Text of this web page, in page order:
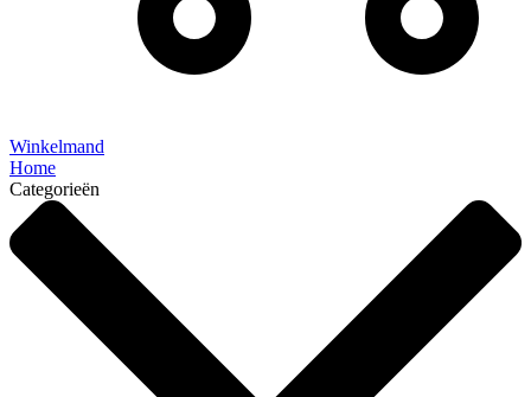
Winkelmand
Home
Categorieën